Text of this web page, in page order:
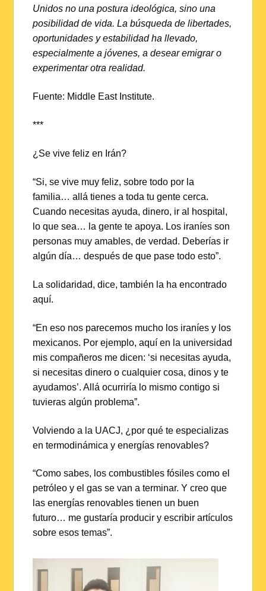
Unidos no una postura ideológica, sino una
posibilidad de vida. La búsqueda de libertades,
oportunidades y estabilidad ha llevado,
especialmente a jóvenes, a desear emigrar o
experimentar otra realidad.
Fuente: Middle East Institute.
***
¿Se vive feliz en Irán?
“Si, se vive muy feliz, sobre todo por la
familia… allá tienes a toda tu gente cerca.
Cuando necesitas ayuda, dinero, ir al hospital,
lo que sea… la gente te apoya. Los iraníes son
personas muy amables, de verdad. Deberías ir
algún día… después de que pase todo esto”.
La solidaridad, dice, también la ha encontrado
aquí.
“En eso nos parecemos mucho los iraníes y los
mexicanos. Por ejemplo, aquí en la universidad
mis compañeros me dicen: ‘si necesitas ayuda,
si necesitas dinero o cualquier cosa, dinos y te
ayudamos’. Allá ocurriría lo mismo contigo si
tuvieras algún problema”.
Volviendo a la UACJ, ¿por qué te especializas
en termodinámica y energías renovables?
“Como sabes, los combustibles fósiles como el
petróleo y el gas se van a terminar. Y creo que
las energías renovables tienen un buen
futuro… me gustaría producir y escribir artículos
sobre esos temas”.